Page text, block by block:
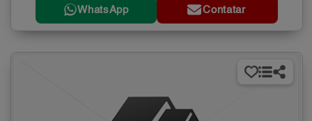
WhatsApp Contatar